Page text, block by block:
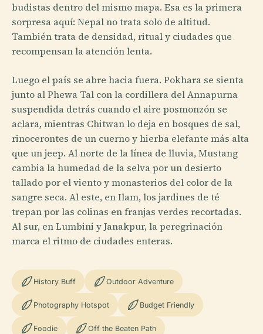
budistas dentro del mismo mapa. Esa es la primera
sorpresa aquí: Nepal no trata solo de altitud.
También trata de densidad, ritual y ciudades que
recompensan la atención lenta.
Luego el país se abre hacia fuera. Pokhara se sienta
junto al Phewa Tal con la cordillera del Annapurna
suspendida detrás cuando el aire posmonzón se
aclara, mientras Chitwan lo deja en bosques de sal,
rinocerontes de un cuerno y hierba elefante más alta
que un jeep. Al norte de la línea de lluvia, Mustang
cambia la humedad de la selva por un desierto
tallado por el viento y monasterios del color de la
sangre seca. Al este, en Ilam, los jardines de té
trepan por las colinas en franjas verdes recortadas.
Al sur, en Lumbini y Janakpur, la peregrinación
marca el ritmo de ciudades enteras.
History Buff Outdoor Adventure
Photography Hotspot Budget Friendly
Foodie Off the Beaten Path